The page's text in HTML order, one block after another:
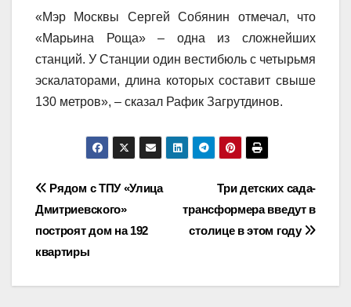
«Мэр Москвы Сергей Собянин отмечал, что
«Марьина Роща» – одна из сложнейших
станций. У Станции один вестибюль с четырьмя
эскалаторами, длина которых составит свыше
130 метров», – сказал Рафик Загрутдинов.
Навигация
по
записям
Три детских сада-
трансформера введут в
столице в этом году
Рядом с ТПУ «Улица
Дмитриевского»
построят дом на 192
квартиры